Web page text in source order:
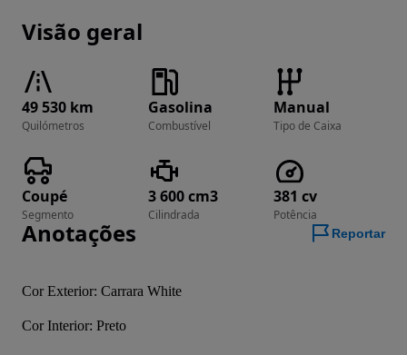
Visão geral
49 530 km
Quilómetros
Gasolina
Combustível
Manual
Tipo de Caixa
Coupé
Segmento
3 600 cm3
Cilindrada
381 cv
Potência
Anotações Reportar
Cor Exterior: Carrara White
Cor Interior: Preto